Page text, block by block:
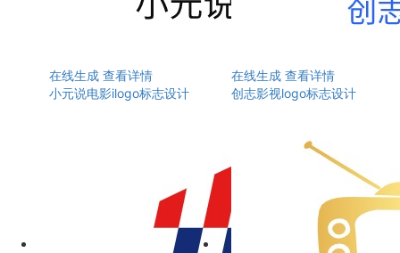
在线生成 查看详情
小元说电影ilogo标志设计
在线生成 查看详情
创志影视logo标志设计